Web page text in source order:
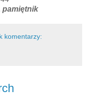
pamiętnik
komentarzy: